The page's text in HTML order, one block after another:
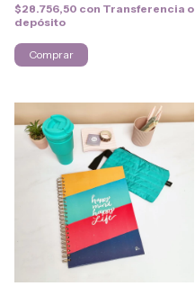
$28.756,50 con Transferencia o
depósito